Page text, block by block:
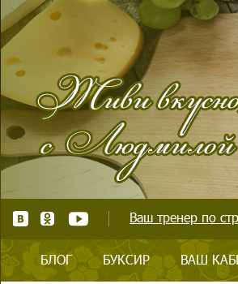
Ваш тренер по
БЛОГ БУКСИР ВАШ